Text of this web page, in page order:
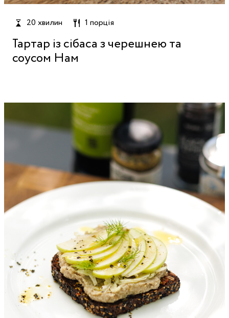
20 хвилин 1 порція
Тартар із сібаса з черешнею та
соусом Нам